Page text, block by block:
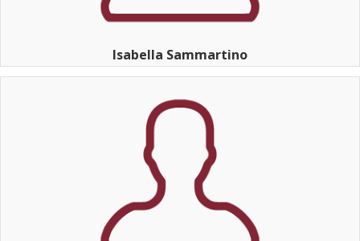
Isabella Sammartino